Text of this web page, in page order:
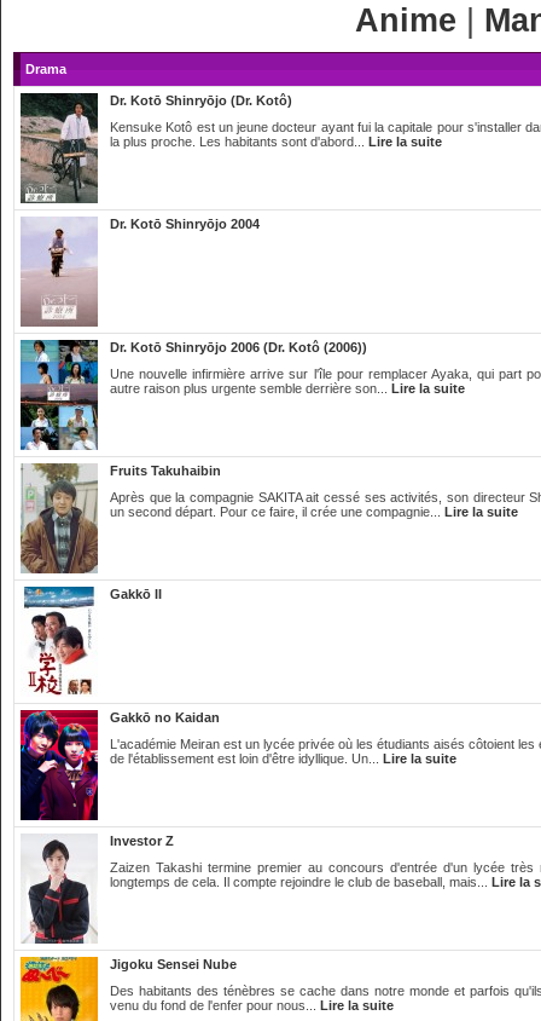
Anime
Drama
Dr. Kotō Shinryōjo (Dr. Kotô)
Kensuke Kotô est un jeune docteur ayant fui la capitale pour s'installer
la plus proche. Les habitants sont d'abord... Lire la suite
Dr. Kotō Shinryōjo 2004
Dr. Kotō Shinryōjo 2006 (Dr. Kotô (2006))
Une nouvelle infirmière arrive sur l'île pour remplacer Ayaka, qui part
autre raison plus urgente semble derrière son... Lire la suite
Fruits Takuhaibin
Après que la compagnie SAKITA ait cessé ses activités, son directeur
un second départ. Pour ce faire, il crée une compagnie... Lire la suite
Gakkō II
Gakkō no Kaidan
L'académie Meiran est un lycée privée où les étudiants aisés côtoient
de l'établissement est loin d'être idyllique. Un... Lire la suite
Investor Z
Zaizen Takashi termine premier au concours d'entrée d'un lycée
longtemps de cela. Il compte rejoindre le club de baseball, mais... Lire la
Jigoku Sensei Nube
Des habitants des ténèbres se cache dans notre monde et parfois
venu du fond de l'enfer pour nous... Lire la suite